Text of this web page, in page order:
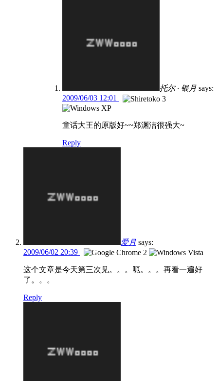
托尔 · 银月 says:
2009/06/03 12:01
童话大王的原版好~~郑渊洁很强大~
Reply
爱月 says:
2009/06/02 20:39
这个文章是今天第三次见。。。呃。。。再看一遍好
了。。。
Reply